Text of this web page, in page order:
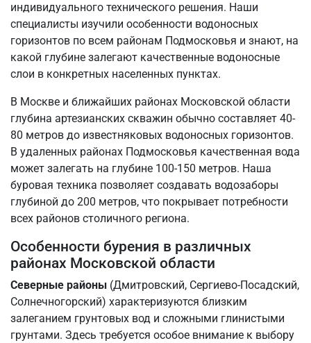
индивидуального технического решения. Наши
специалисты изучили особенности водоносных
горизонтов по всем районам Подмосковья и знают, на
какой глубине залегают качественные водоносные
слои в конкретных населенных пунктах.
В Москве и ближайших районах Московской области
глубина артезианских скважин обычно составляет 40-
80 метров до известняковых водоносных горизонтов.
В удаленных районах Подмосковья качественная вода
может залегать на глубине 100-150 метров. Наша
буровая техника позволяет создавать водозаборы
глубиной до 200 метров, что покрывает потребности
всех районов столичного региона.
Особенности бурения в различных
районах Московской области
Северные районы (Дмитровский, Сергиево-Посадский,
Солнечногорский) характеризуются близким
залеганием грунтовых вод и сложными глинистыми
грунтами. Здесь требуется особое внимание к выбору